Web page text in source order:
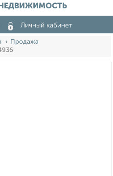
Личный кабинет
Продажа